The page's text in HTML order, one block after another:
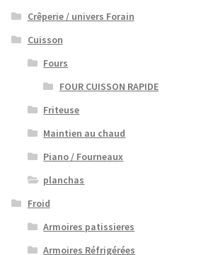
Crêperie / univers Forain
Cuisson
Fours
FOUR CUISSON RAPIDE
Friteuse
Maintien au chaud
Piano / Fourneaux
planchas
Froid
Armoires patissieres
Armoires Réfrigérées